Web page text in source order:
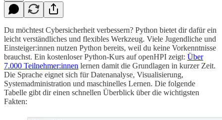
Du möchtest Cybersicherheit verbessern? Python bietet dir dafür ein
leicht verständliches und flexibles Werkzeug. Viele Jugendliche und
Einsteiger:innen nutzen Python bereits, weil du keine Vorkenntnisse
brauchst. Ein kostenloser Python-Kurs auf openHPI zeigt: Über
7.000 Teilnehmer:innen lernen damit die Grundlagen in kurzer Zeit.
Die Sprache eignet sich für Datenanalyse, Visualisierung,
Systemadministration und maschinelles Lernen. Die folgende
Tabelle gibt dir einen schnellen Überblick über die wichtigsten
Fakten: